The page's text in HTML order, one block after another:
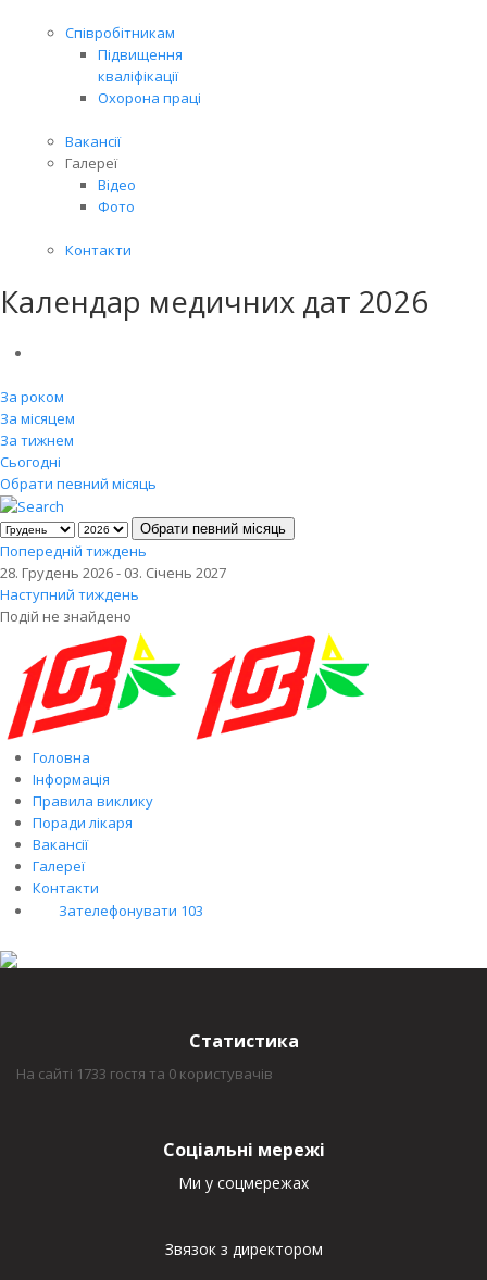
Співробітникам
Підвищення
кваліфікації
Охорона праці
Вакансії
Галереї
Відео
Фото
Контакти
Календар медичних дат 2026
За роком
За місяцем
За тижнем
Сьогодні
Обрати певний місяць
Обрати певний місяць
Попередній тиждень
28. Грудень 2026 - 03. Січень 2027
Наступний тиждень
Подій не знайдено
Головна
Інформація
Правила виклику
Поради лікаря
Вакансії
Галереї
Контакти
Зателефонувати 103
Статистика
На сайті 1733 гостя та 0 користувачів
Соціальні мережі
Ми у соцмережах
Звязок з директором